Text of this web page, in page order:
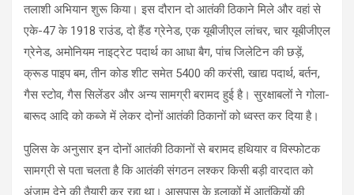
तलाशी अभियान शुरू किया। इस दौरान दो आतंकी ठिकाने मिले और वहां से
एके-47 के 1918 राउंड, दो हैंड ग्रेनेड, एक यूबीजीएल लांचर, चार यूबीजीएल
ग्रेनेड, अमोनियम नाइट्रेट पदार्थ का आधा बैग, पांच जिलेटिन की छड़ें,
क्रूड पाइप बम, तीन कोड शीट समेत 5400 की करंसी, खाद्य पदार्थ, बर्तन,
गैस स्टोव, गैस सिलेंडर और अन्य सामग्री बरामद हुई है। सुरक्षाबलों ने गोला-
बारूद आदि को कब्जे में लेकर दोनों आतंकी ठिकानों को ध्वस्त कर दिया है।
पुलिस के अनुसार इन दोनों आतंकी ठिकानों से बरामद हथियार व विस्फोटक
सामग्री से पता चलता है कि आतंकी संगठन लश्कर किसी बड़ी वारदात को
अंजाम देने की तैयारी कर रहा था। आसपास के इलाकों में आतंकियों की